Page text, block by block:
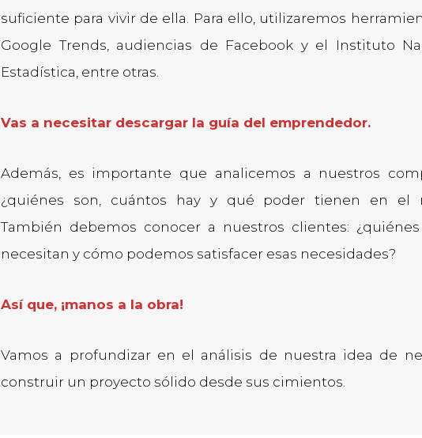
suficiente para vivir de ella. Para ello, utilizaremos
Google Trends, audiencias de Facebook y el Instituto
Estadística, entre otras.
Vas a necesitar descargar la guía del emprendedor.
Además, es importante que analicemos a nuestros
¿quiénes son, cuántos hay y qué poder tienen en el
También debemos conocer a nuestros clientes:
necesitan y cómo podemos satisfacer esas necesidades?
Así que, ¡manos a la obra!
Vamos a profundizar en el análisis de nuestra idea de
construir un proyecto sólido desde sus cimientos.